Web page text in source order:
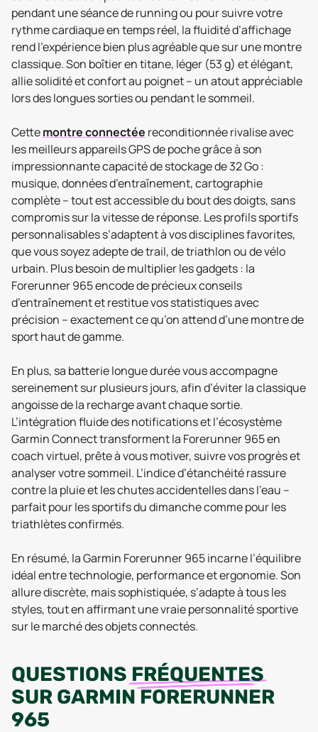
pendant une séance de running ou pour suivre votre
rythme cardiaque en temps réel, la fluidité d’affichage
rend l’expérience bien plus agréable que sur une montre
classique. Son boîtier en titane, léger (53 g) et élégant,
allie solidité et confort au poignet – un atout appréciable
lors des longues sorties ou pendant le sommeil.
Cettemontre connectée reconditionnée rivalise avec
les meilleurs appareils GPS de poche grâce à son
impressionnante capacité de stockage de 32 Go :
musique, données d’entraînement, cartographie
complète – tout est accessible du bout des doigts, sans
compromis sur la vitesse de réponse. Les profils sportifs
personnalisables s’adaptent à vos disciplines favorites,
que vous soyez adepte de trail, de triathlon ou de vélo
urbain. Plus besoin de multiplier les gadgets : la
Forerunner 965 encode de précieux conseils
d’entraînement et restitue vos statistiques avec
précision – exactement ce qu’on attend d’une montre de
sport haut de gamme.
En plus, sa batterie longue durée vous accompagne
sereinement sur plusieurs jours, afin d’éviter la classique
angoisse de la recharge avant chaque sortie.
L’intégration fluide des notifications et l’écosystème
Garmin Connect transforment la Forerunner 965 en
coach virtuel, prête à vous motiver, suivre vos progrès et
analyser votre sommeil. L’indice d’étanchéité rassure
contre la pluie et les chutes accidentelles dans l’eau –
parfait pour les sportifs du dimanche comme pour les
triathlètes confirmés.
En résumé, la Garmin Forerunner 965 incarne l’équilibre
idéal entre technologie, performance et ergonomie. Son
allure discrète, mais sophistiquée, s’adapte à tous les
styles, tout en affirmant une vraie personnalité sportive
sur le marché des objets connectés.
QUESTIONS FRÉQUENTES
SUR GARMIN FORERUNNER
965